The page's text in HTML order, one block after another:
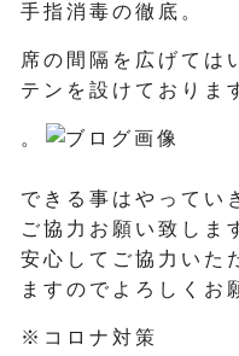
手指消毒の徹底。
席の間隔を広げては
テンを設けておりま
。
できる事はやってい
ご協力お願い致しま
安心してご協力いた
ますのでよろしくお
※コロナ対策